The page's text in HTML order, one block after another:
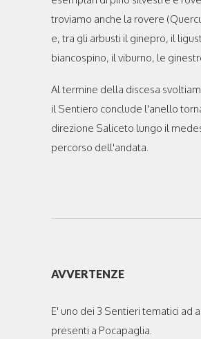
troviamo anche la rovere
e, tra gli arbusti il ginepro, il
biancospino, il viburno, le
Al termine della discesa
il Sentiero conclude l'anello
direzione Saliceto lungo il
percorso dell'andata.
AVVERTENZE
E' uno dei 3 Sentieri tematici ad
presenti a Pocapaglia.